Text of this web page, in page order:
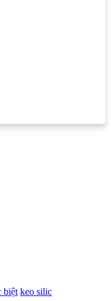
biệt keo silic